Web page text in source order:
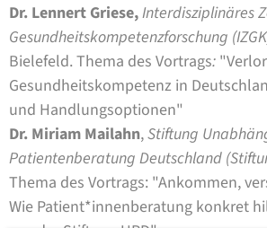
Dr. Lennert Griese,Interdisziplinäres
Gesundheitskompetenzforschung
Bielefeld. Thema des Vortrags:
Gesundheitskompetenz in
und Handlungsoptionen"
Dr. Miriam Mailahn,Stiftung
Patientenberatung Deutschland
Thema des Vortrags: "Ankommen,
Wie Patient*innenberatung konkret